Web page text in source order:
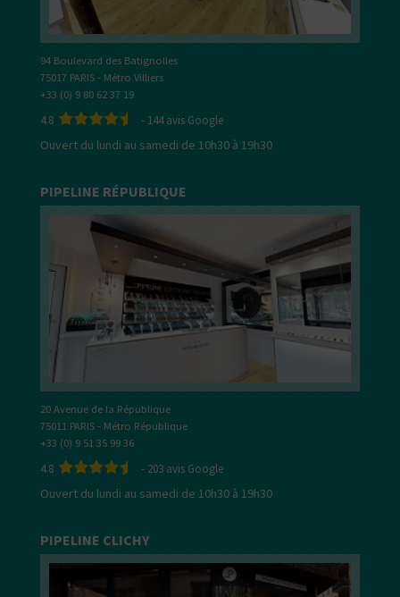
94 Boulevard des Batignolles
75017 PARIS - Métro Villiers
+33 (0) 9 80 62 37 19
4.8 - 144avis Google
Ouvert du lundi au samedi de 10h30 à 19h30
PIPELINE RÉPUBLIQUE
20 Avenue de la République
75011 PARIS - Métro République
+33 (0) 9 51 35 99 36
4.8 - 203 avis Google
Ouvert du lundi au samedi de 10h30 à 19h30
PIPELINE CLICHY